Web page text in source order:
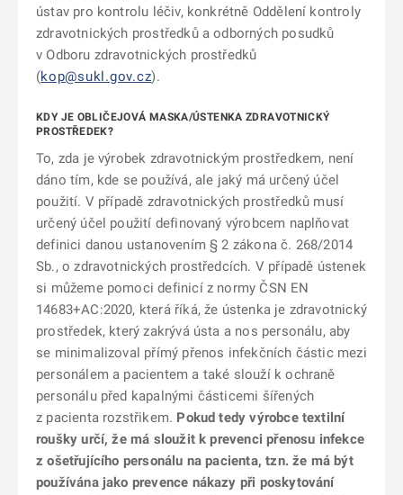
ústav pro kontrolu léčiv, konkrétně Oddělení kontroly
zdravotnických prostředků a odborných posudků
v Odboru zdravotnických prostředků
(kop@sukl.gov.cz).
KDY JE OBLIČEJOVÁ MASKA/ÚSTENKA ZDRAVOTNICKÝ
PROSTŘEDEK?
To, zda je výrobek zdravotnickým prostředkem, není
dáno tím, kde se používá, ale jaký má určený účel
použití. V případě zdravotnických prostředků musí
určený účel použití definovaný výrobcem naplňovat
definici danou ustanovením § 2 zákona č. 268/2014
Sb., o zdravotnických prostředcích. V případě ústenek
si můžeme pomoci definicí z normy ČSN EN
14683+AC:2020, která říká, že ústenka je zdravotnický
prostředek, který zakrývá ústa a nos personálu, aby
se minimalizoval přímý přenos infekčních částic mezi
personálem a pacientem a také slouží k ochraně
personálu před kapalnými částicemi šířených
z pacienta rozstřikem. Pokud tedy výrobce textilní
roušky určí, že má sloužit k prevenci přenosu infekce
z ošetřujícího personálu na pacienta, tzn. že má být
používána jako prevence nákazy při poskytování